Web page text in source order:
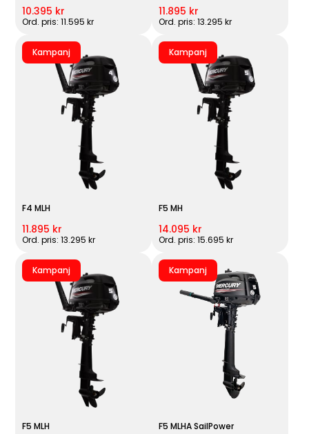
10.395 kr
Ord. pris: 11.595 kr
11.895 kr
Ord. pris: 13.295 kr
Kampanj
F4 MLH
11.895 kr
Ord. pris: 13.295 kr
Kampanj
F5 MH
14.095 kr
Ord. pris: 15.695 kr
Kampanj
F5 MLH
Kampanj
F5 MLHA SailPower